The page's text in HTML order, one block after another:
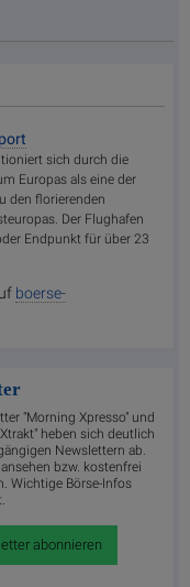
sich durch die
Europas als eine der
den florierenden
Der Flughafen
Endpunkt für über 23
boerse-
"Morning Xpresso" und
heben sich deutlich
Newslettern ab.
bzw. kostenfrei
Wichtige Börse-Infos
abonnieren